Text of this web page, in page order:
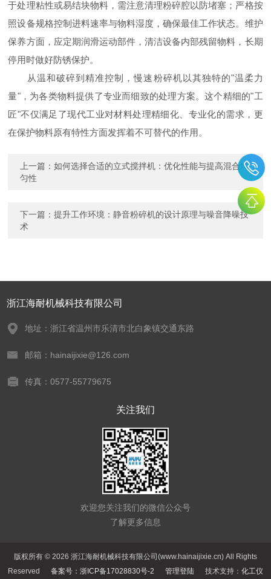
于处理粘性或易结块物料，需注意清理粉碎腔以防堵塞；严格按
照设备规格控制进料速率与物料湿度，确保最佳工作状态。维护
保养方面，应定期润滑运动部件，清洁设备内部残留物料，长期
停用时做好防锈保护。
从温和破碎到精准控制，慢速粉碎机以其独特的"温柔力
量"，为各类物料提供了专业而细致的处理方案。这个精细的"工
匠"不仅满足了现代工业对材料处理精细化、专业化的需求，更
在保护物料原有特性方面发挥着不可替代的作用。
上一篇：如何选择合适的立式搅拌机：优化性能与提高混合均
匀性
下一篇：提升工作环境：静音粉碎机的设计原理与噪音降噪技
术
浙江海耐机械科技有限公司
地址：浙江省温州市乐清市北白象镇交通东路
邮箱：hainaijixie@126.com
传真：0577-55779675
关注我们
欢迎您关注我们的微信公众号
了解更多信息
版权所有 © 2026 浙江海耐机械科技有限公司(www.hainaijixie.cn) All Rights
Reserved 备案号：浙ICP备17028830号-2 管理登陆 技术支持： 化工仪